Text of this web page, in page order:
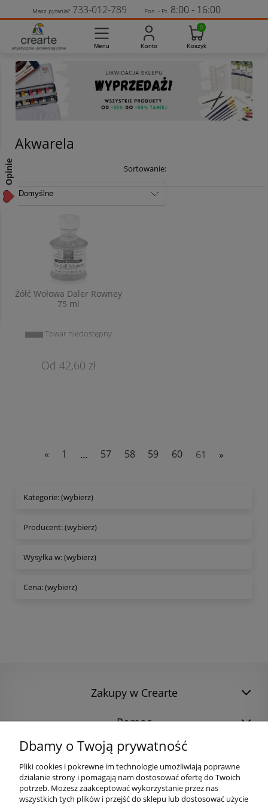
Akwarela
Sortowanie:
Żółć Wołowa Daler Rowney
75 ml
Towar niedostępny
42,60 zł
« 1 ... 57 58 59 60 61 »
Kategorie: (wybierz)
Producent: (wybierz)
Wysyłka w: (wybierz)
Cena: (wybierz)
Zakupy w Crearte
Pomoc
Masz pytania? 733-012-789 Pon. - Pt. 8:00 - 16:00
Dbamy o Twoją prywatność
Pliki cookies i pokrewne im technologie umożliwiają poprawne
działanie strony i pomagają nam dostosować ofertę do Twoich
potrzeb. Możesz zaakceptować wykorzystanie przez nas
wszystkich tych plików i przejść do sklepu lub dostosować użycie
Opinie